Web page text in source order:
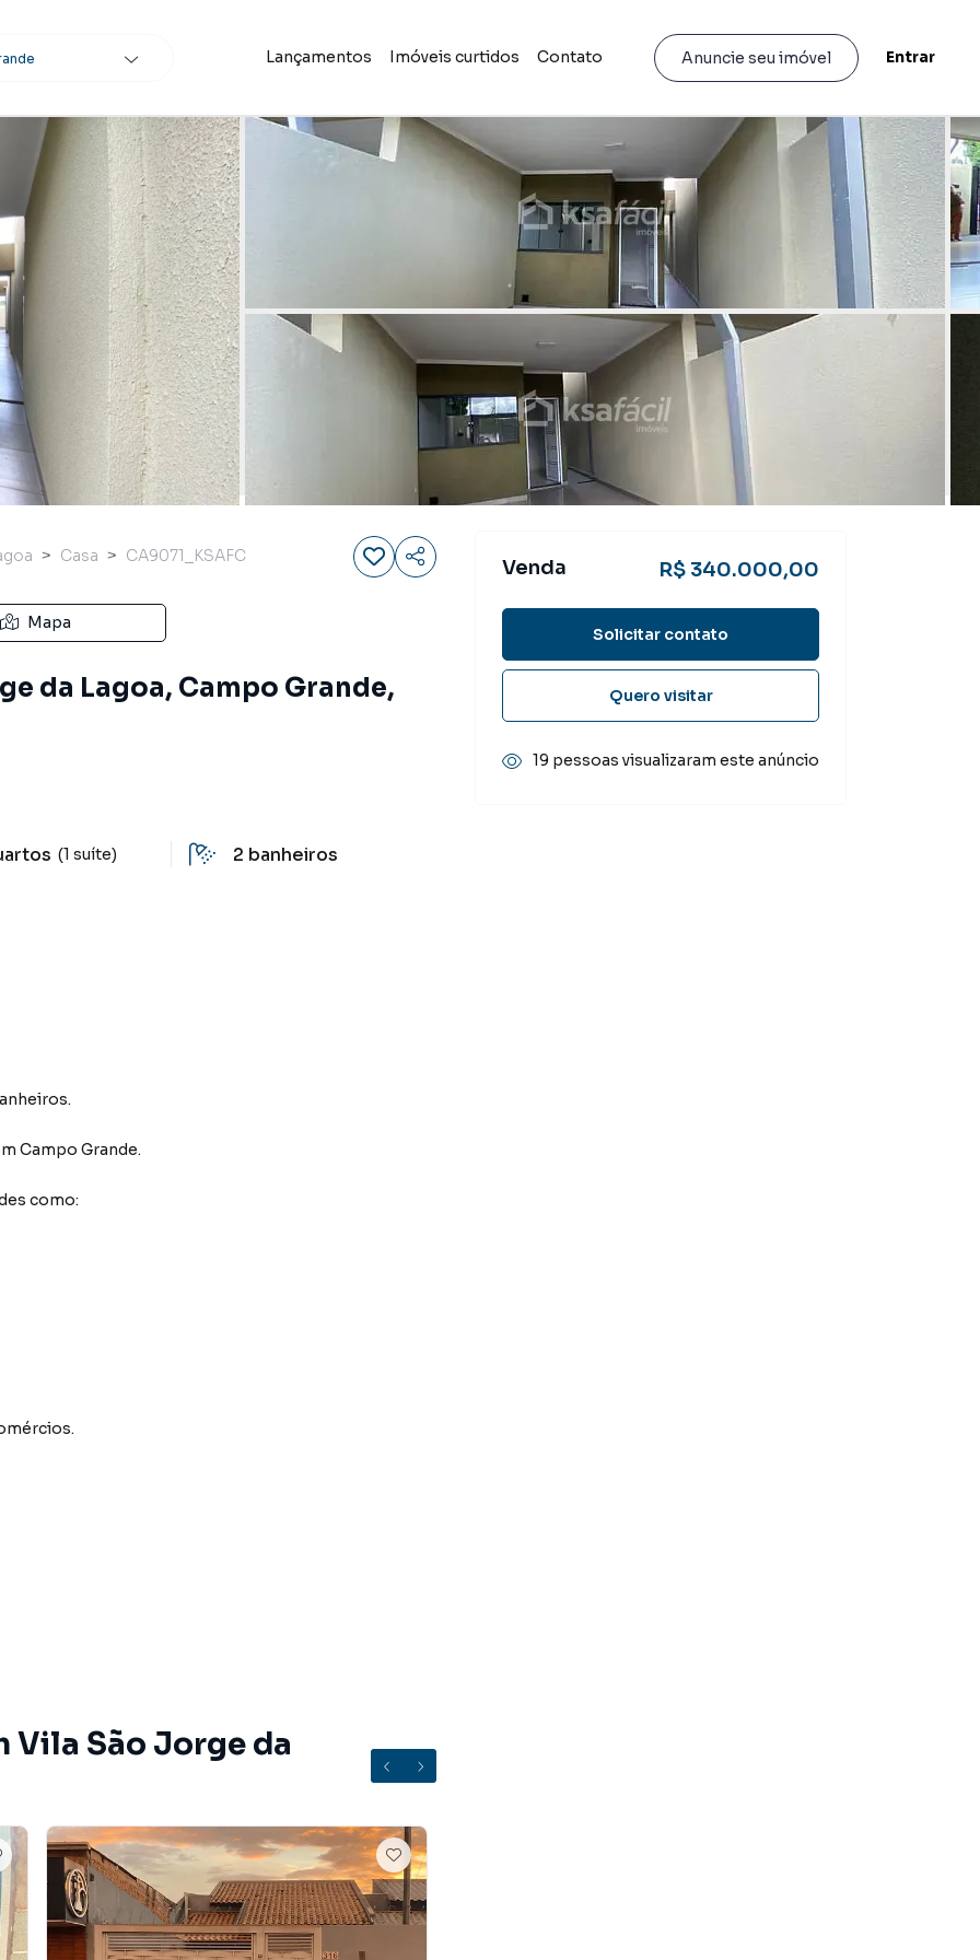
Lançamentos Imóveis curtidos Contato Anuncie seu imóvel Entrar
Casa CA9071_KSAFC
Mapa
da Lagoa, Campo Grande,
(1 suíte) 2 banheiros
Campo Grande.
como:
Vila São Jorge da Lagoa, em Campo Grande. Não
sobre Casa em Campo Grande? Entre em
4243.
Vila São Jorge da
Venda R$ 340.000,00
Solicitar contato
Quero visitar
19 pessoas visualizaram este anúncio